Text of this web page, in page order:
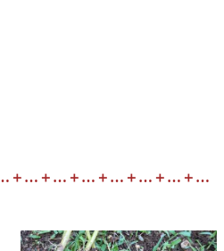
＋…＋…＋…＋…＋…＋…＋…